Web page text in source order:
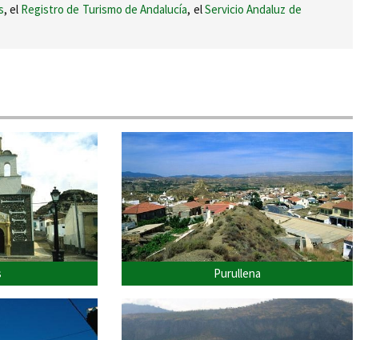
, el Registro de Turismo de Andalucía, elServicio Andaluz de
Purullena